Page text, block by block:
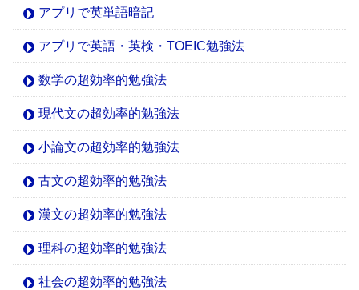
アプリで英単語暗記
アプリで英語・英検・TOEIC勉強法
数学の超効率的勉強法
現代文の超効率的勉強法
小論文の超効率的勉強法
古文の超効率的勉強法
漢文の超効率的勉強法
理科の超効率的勉強法
社会の超効率的勉強法